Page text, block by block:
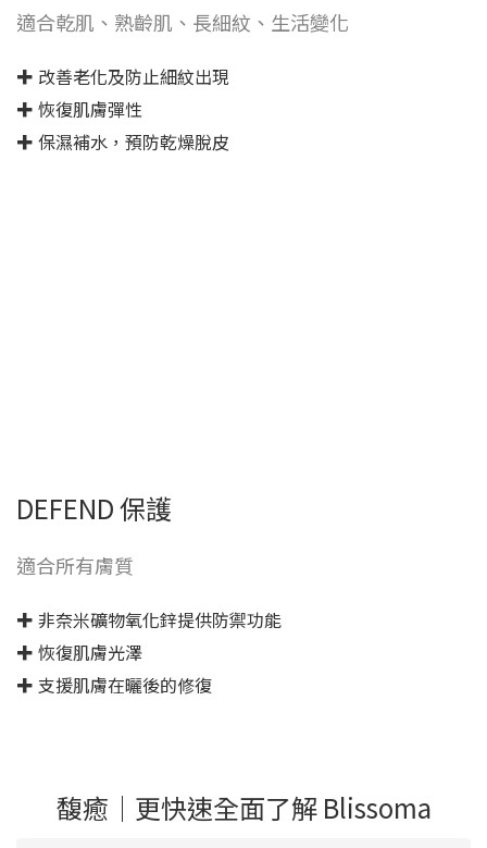
適合乾肌、熟齡肌、長細紋、生活變化
✚ 改善老化及防止細紋出現
✚ 恢復肌膚彈性
✚ 保濕補水，預防乾燥脫皮
DEFEND 保護
適合所有膚質
✚ 非奈米礦物氧化鋅提供防禦功能
✚ 恢復肌膚光澤
✚ 支援肌膚在曬後的修復
馥癒｜更快速全面了解 Blissoma